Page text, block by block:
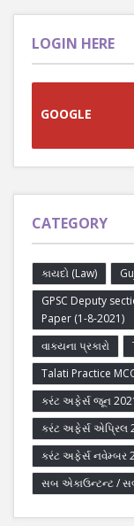
LOGIN HERE
GOOGLE
CATEGORY
કાયદો (Law)
GPSC Deputy
Paper (1-8-2021)
વાક્યના પ્રકારો
Talati Practice
કરંટ અફેર્સ જૂન
કરંટ અફેર્સ એપ્રિલ
કરંટ અફેર્સ નવેમ્બર
સબ એકાઉન્ટન્ટ /